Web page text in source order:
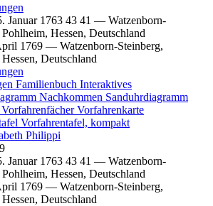
Januar 1763 43 41 — Watzenborn-
Hessen, Deutschland
1769 — Watzenborn-Steinberg,
Deutschland
Familienbuch Interaktives
Nachkommen Sanduhrdiagramm
VorfahrenfächerVorfahrenkarte
Vorfahrentafel, kompakt
Philippi
Januar 1763 43 41 — Watzenborn-
Hessen, Deutschland
1769 — Watzenborn-Steinberg,
Deutschland